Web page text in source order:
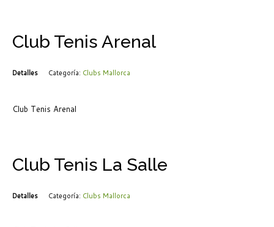
Club Tenis Arenal
Detalles Categoría: Clubs Mallorca
Club Tenis Arenal
Club Tenis La Salle
Detalles Categoría: Clubs Mallorca